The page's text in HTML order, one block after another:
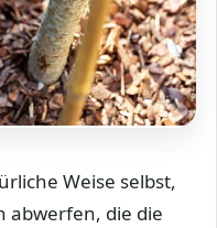
Weise selbst,
abwerfen, die die